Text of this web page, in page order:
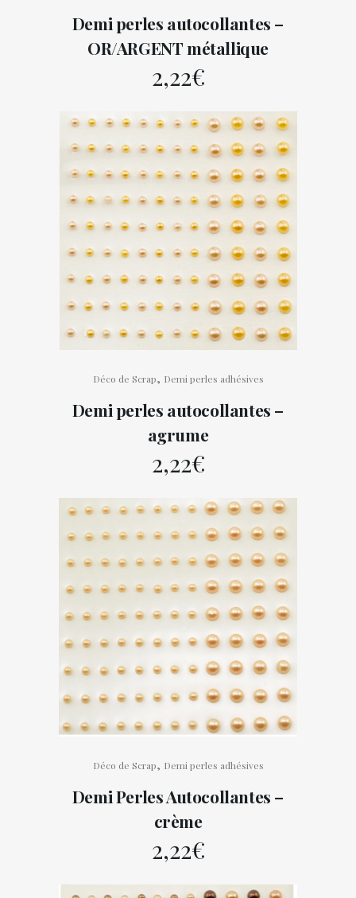
Demi perles autocollantes –
OR/ARGENT métallique
2,22€
Déco de Scrap, Demi perles adhésives
Demi perles autocollantes –
agrume
2,22€
Déco de Scrap, Demi perles adhésives
Demi Perles Autocollantes –
crème
2,22€